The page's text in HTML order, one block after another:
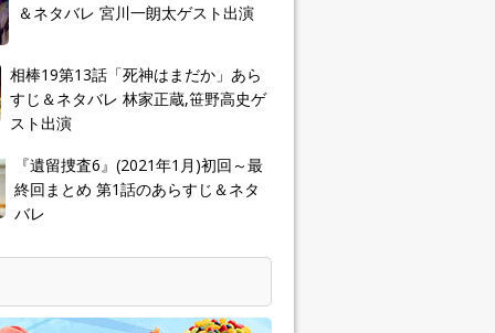
＆ネタバレ 宮川一朗太ゲスト出演
相棒19第13話「死神はまだか」あら
すじ＆ネタバレ 林家正蔵,笹野高史ゲ
スト出演
『遺留捜査6』(2021年1月)初回～最
終回まとめ 第1話のあらすじ＆ネタ
バレ